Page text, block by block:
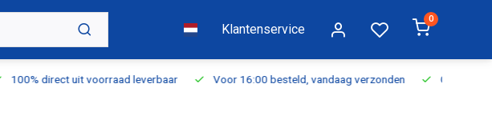
Klantenservice
0
100% direct uit voorraad leverbaar Voor 16:00 besteld, vandaag verzonden Gratis